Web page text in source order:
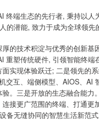
端生态的先行者, 秉持以人
的潜能, 致力于成为全球领先
技术积淀与优秀的创新基
重塑传统硬件, 引领智能终端
实现体验跃迁; 二是领先的
交互、端侧模型、AIOS、AI
。三是开放的生态融合能力
连接更广范围的终端、打通更
备无缝协同的智慧生活新范式